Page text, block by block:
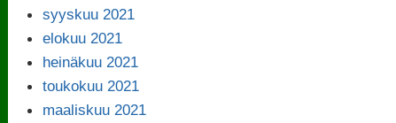
syyskuu 2021
elokuu 2021
heinäkuu 2021
toukokuu 2021
maaliskuu 2021